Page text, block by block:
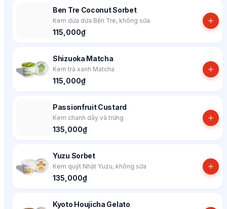
Ben Tre Coconut Sorbet
Kem dừa dứa Bến Tre, không sữa
115,000₫
Shizuoka Matcha
Kem trà xanh Matcha
115,000₫
Passionfruit Custard
Kem chanh dây và trứng
135,000₫
Yuzu Sorbet
Kem quýt Nhật Yuzu, không sữa
135,000₫
Kyoto Houjicha Gelato